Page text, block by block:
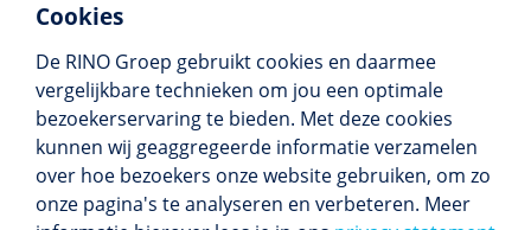
Cookies
De RINO Groep gebruikt cookies en daarmee
vergelijkbare technieken om jou een optimale
bezoekerservaring te bieden. Met deze cookies
kunnen wij geaggregeerde informatie verzamelen
over hoe bezoekers onze website gebruiken, om zo
onze pagina's te analyseren en verbeteren. Meer
Meer dan 250 opleidingen
Alle BIG-opleidingen in huis
Cedeo-erkend en CRKBO-geregistreerd
Gemiddelde beoordeling 8,4